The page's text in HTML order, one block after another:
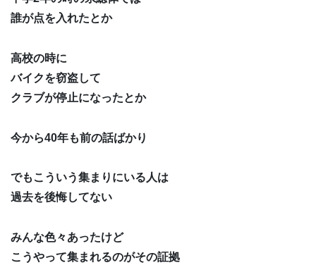
誰が点を入れたとか
高校の時に
バイクを窃盗して
クラブが停止になったとか
今から40年も前の話ばかり
でもこういう集まりにいる人は
過去を後悔してない
みんな色々あったけど
こうやって集まれるのがその証拠